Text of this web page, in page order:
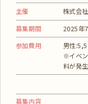
主催
株式会
募集期間
2025年
参加費用
男性
※イベ
料が発
募集内容